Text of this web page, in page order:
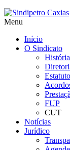
Menu
Início
O Sindicato
História
Estatuto
FUP
CUT
Notícias
Jurídico